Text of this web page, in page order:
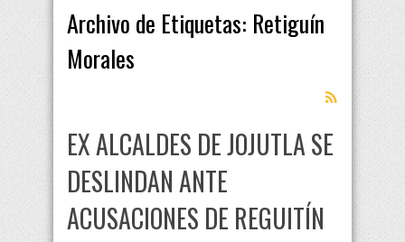
Archivo de Etiquetas: Retiguín
Morales
EX ALCALDES DE JOJUTLA SE
DESLINDAN ANTE
ACUSACIONES DE REGUITÍN